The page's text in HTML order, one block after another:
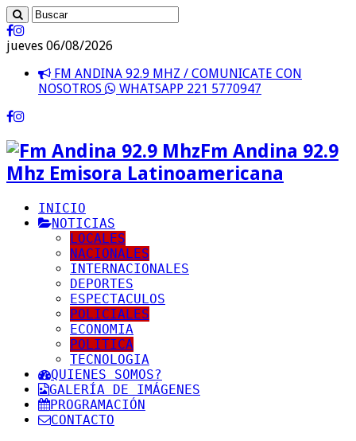
jueves 06/08/2026
FM ANDINA 92.9 MHZ / COMUNICATE CON
NOSOTROS
WHATSAPP 221 5770947
Fm Andina 92.9
Mhz Emisora Latinoamericana
INICIO
NOTICIAS
LOCALES
NACIONALES
INTERNACIONALES
DEPORTES
ESPECTACULOS
POLICIALES
ECONOMIA
POLITICA
TECNOLOGIA
QUIENES SOMOS?
GALERÍA DE IMÁGENES
PROGRAMACIÓN
CONTACTO